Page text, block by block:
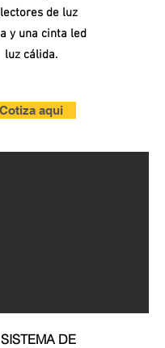
de luz
y una cinta led
luz cálida.
Cotiza aqui
SISTEMA DE